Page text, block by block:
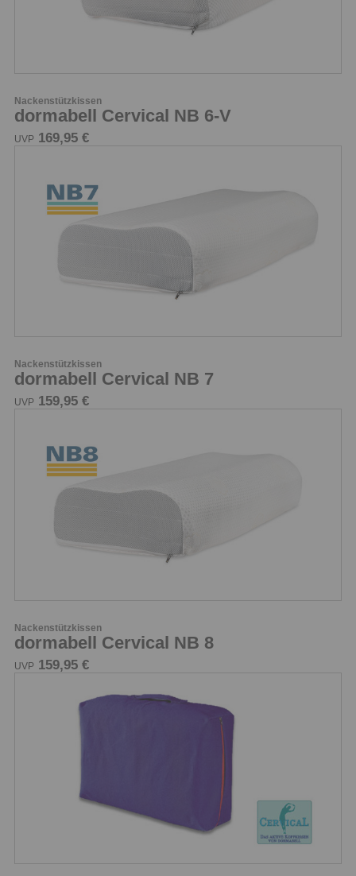
Nackenstützkissen
dormabell Cervical NB 6-V
UVP 169,95 €
Nackenstützkissen
dormabell Cervical NB 7
UVP 159,95 €
Nackenstützkissen
dormabell Cervical NB 8
UVP 159,95 €